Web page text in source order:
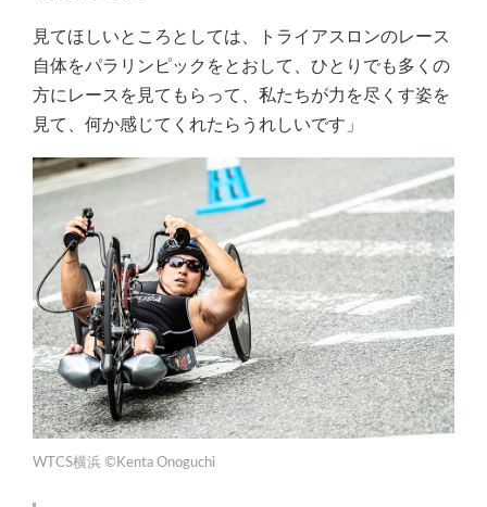
見てほしいところとしては、トライアスロンのレース
自体をパラリンピックをとおして、ひとりでも多くの
方にレースを見てもらって、私たちが力を尽くす姿を
見て、何か感じてくれたらうれしいです」
WTCS横浜 ©Kenta Onoguchi